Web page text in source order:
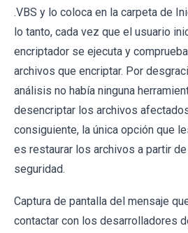
.VBS y lo coloca en la carpeta de
lo tanto, cada vez que el usuario
encriptador se ejecuta y
archivos que encriptar. Por
análisis no había ninguna
desencriptar los archivos
consiguiente, la única opción que
es restaurar los archivos a partir
seguridad.
Captura de pantalla del mensaje
contactar con los desarrolladores